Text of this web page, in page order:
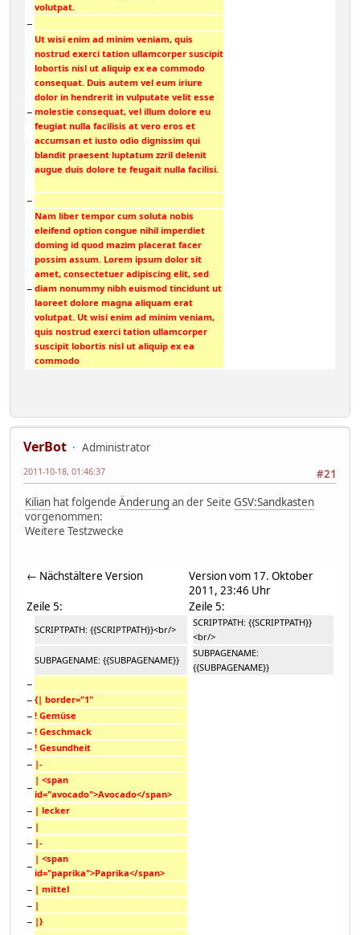
volutpat.
−
−
Ut wisi enim ad minim veniam, quis
nostrud exerci tation ullamcorper suscipit
lobortis nisl ut aliquip ex ea commodo
consequat. Duis autem vel eum iriure
dolor in hendrerit in vulputate velit esse
molestie consequat, vel illum dolore eu
feugiat nulla facilisis at vero eros et
accumsan et iusto odio dignissim qui
blandit praesent luptatum zzril delenit
augue duis dolore te feugait nulla facilisi.
−
−
Nam liber tempor cum soluta nobis
eleifend option congue nihil imperdiet
doming id quod mazim placerat facer
possim assum. Lorem ipsum dolor sit
amet, consectetuer adipiscing elit, sed
diam nonummy nibh euismod tincidunt ut
laoreet dolore magna aliquam erat
volutpat. Ut wisi enim ad minim veniam,
quis nostrud exerci tation ullamcorper
suscipit lobortis nisl ut aliquip ex ea
commodo
VerBot
Administrator
#21
2011-10-18, 01:46:37
Kilian hat folgende Änderung an der Seite GSV:Sandkasten
vorgenommen:
Weitere Testzwecke
← Nächstältere Version
Version vom 17. Oktober
2011, 23:46 Uhr
Zeile 5:
Zeile 5:
SCRIPTPATH: {{SCRIPTPATH}}<br/>
SCRIPTPATH: {{SCRIPTPATH}}
<br/>
SUBPAGENAME: {{SUBPAGENAME}}
SUBPAGENAME:
{{SUBPAGENAME}}
−
− {| border="1"
− ! Gemüse
− ! Geschmack
− ! Gesundheit
− |-
−
| <span
id="avocado">Avocado</span>
− | lecker
− |
− |-
−
| <span
id="paprika">Paprika</span>
− | mittel
− |
− |}